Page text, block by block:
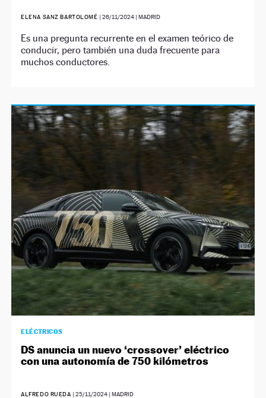
ELENA SANZ BARTOLOMÉ |26/11/2024 | MADRID
Es una pregunta recurrente en el examen teórico de
conducir, pero también una duda frecuente para
muchos conductores.
ELÉCTRICOS
DS anuncia un nuevo ‘crossover’ eléctrico
con una autonomía de 750 kilómetros
ALFREDO RUEDA |25/11/2024 | MADRID